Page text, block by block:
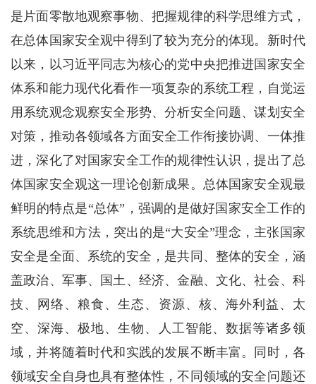
是片面零散地观察事物、把握规律的科学思维方式，
在总体国家安全观中得到了较为充分的体现。新时代
以来，以习近平同志为核心的党中央把推进国家安全
体系和能力现代化看作一项复杂的系统工程，自觉运
用系统观念观察安全形势、分析安全问题、谋划安全
对策，推动各领域各方面安全工作衔接协调、一体推
进，深化了对国家安全工作的规律性认识，提出了总
体国家安全观这一理论创新成果。总体国家安全观最
鲜明的特点是“总体”，强调的是做好国家安全工作的
系统思维和方法，突出的是“大安全”理念，主张国家
安全是全面、系统的安全，是共同、整体的安全，涵
盖政治、军事、国土、经济、金融、文化、社会、科
技、网络、粮食、生态、资源、核、海外利益、太
空、深海、极地、生物、人工智能、数据等诸多领
域，并将随着时代和实践的发展不断丰富。同时，各
领域安全自身也具有整体性，不同领域的安全问题还